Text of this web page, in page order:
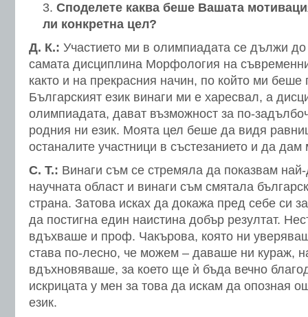
Споделете каква беше Вашата
ли конкретна цел?
Д. К.: Участието ми в олимпиадата се дължи
самата дисциплина Морфология на
както и на прекрасния начин, по който ми беше
Българският език винаги ми е харесвал, а
олимпиадата, дават възможност за по-
родния ни език. Моята цел беше да видя
останалите участници в състезанието и да
С. Т.: Винаги съм се стремяла да показвам
научната област и винаги съм смятала
страна. Затова исках да докажа пред себе си
да постигна един наистина добър резултат.
вдъхваше и проф. Чакърова, която ни
става по-лесно, че можем – даваше ни кураж,
вдъхновяваше, за което ще ѝ бъда вечно
искрицата у мен за това да искам да опозная
език.